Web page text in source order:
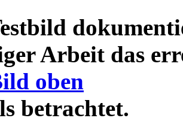
Arbeit das
oben